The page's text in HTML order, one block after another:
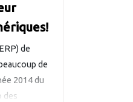
de
de
2014 du
des